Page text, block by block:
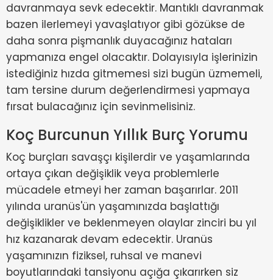
davranmaya sevk edecektir. Mantıklı davranmak
bazen ilerlemeyi yavaşlatıyor gibi gözükse de
daha sonra pişmanlık duyacağınız hataları
yapmanıza engel olacaktır. Dolayısıyla işlerinizin
istediğiniz hızda gitmemesi sizi bugün üzmemeli,
tam tersine durum değerlendirmesi yapmaya
fırsat bulacağınız için sevinmelisiniz.
Koç Burcunun Yıllık Burç Yorumu
Koç burçları savaşçı kişilerdir ve yaşamlarında
ortaya çıkan değişiklik veya problemlerle
mücadele etmeyi her zaman başarırlar. 2011
yılında uranüs'ün yaşamınızda başlattığı
değişiklikler ve beklenmeyen olaylar zinciri bu yıl
hız kazanarak devam edecektir. Uranüs
yaşamınızın fiziksel, ruhsal ve manevi
boyutlarındaki tansiyonu açığa çıkarırken siz